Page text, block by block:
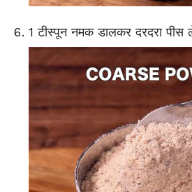
1 टीस्पून नमक डालकर दरदरा